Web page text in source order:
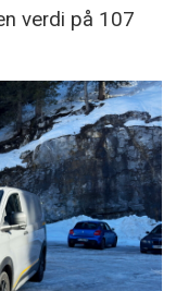
verdi på 107